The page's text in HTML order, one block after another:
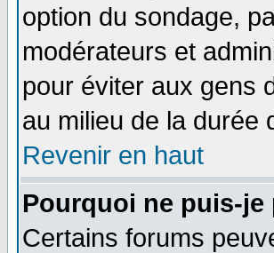
option du sondage,
modérateurs et
pour éviter aux gens
au milieu de la durée
Revenir en haut
Pourquoi ne puis-je
Certains forums